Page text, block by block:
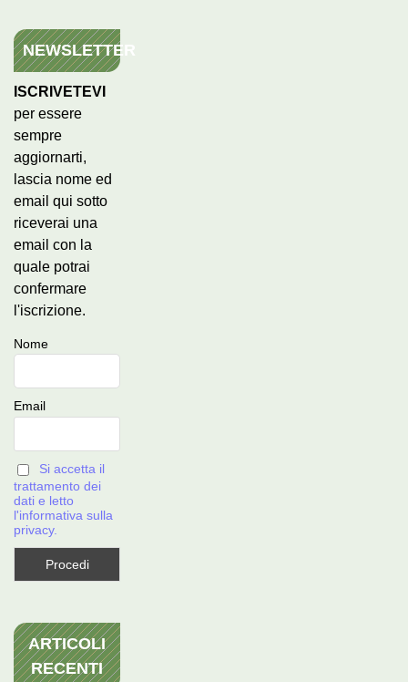
NEWSLETTER
ISCRIVETEVI
per essere
sempre
aggiornarti,
lascia nome ed
email qui sotto
riceverai una
email con la
quale potrai
confermare
l'iscrizione.
Nome
Email
Si accetta il
trattamento dei
dati e letto
l'informativa sulla
privacy.
ARTICOLI
RECENTI